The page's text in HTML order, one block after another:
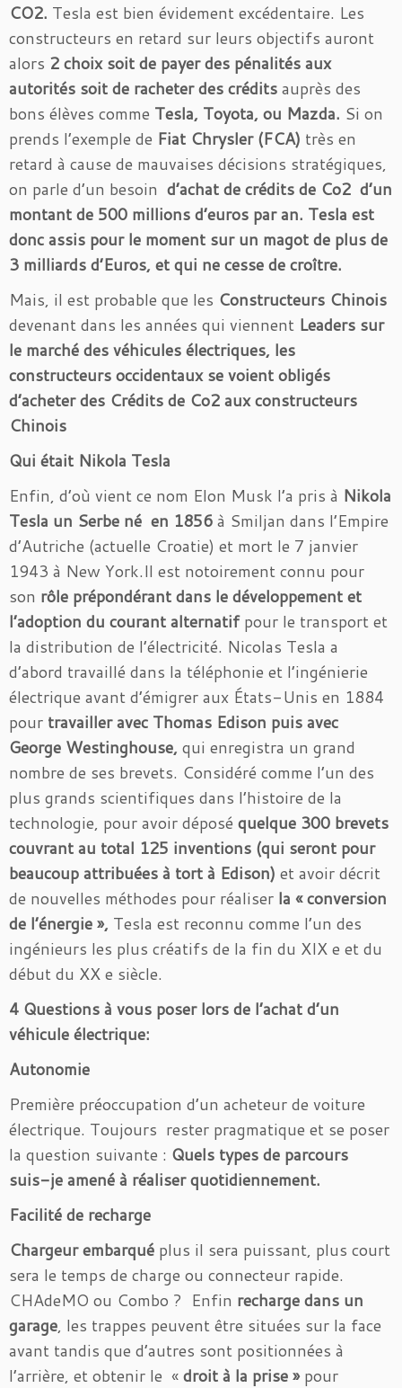
CO2. Tesla est bien évidement excédentaire. Les
constructeurs en retard sur leurs objectifs auront
alors 2 choix soit de payer des pénalités aux
autorités soit de racheter des créditsauprès des
bons élèves comme Tesla, Toyota, ou Mazda. Si on
prends l’exemple de Fiat Chrysler (FCA) très en
retard à cause de mauvaises décisions stratégiques,
on parle d’un besoin d’achat de crédits de Co2 d’un
montant de 500 millions d’euros par an. Tesla est
donc assis pour le moment sur un magot de plus de
3 milliards d’Euros, et qui ne cesse de croître.
Mais, il est probable que les Constructeurs Chinois
devenant dans les années qui viennent Leaders sur
le marché des véhicules électriques, les
constructeurs occidentaux se voient obligés
d’acheter des Crédits de Co2 aux constructeurs
Chinois
Qui était Nikola Tesla
Enfin, d’où vient ce nom Elon Musk l’a pris à Nikola
Tesla un Serbe né en 1856à Smiljan dans l’Empire
d’Autriche (actuelle Croatie) et mort le 7 janvier
1943 à New York.Il est notoirement connu pour
son rôle prépondérant dans le développement et
l’adoption du courant alternatifpour le transport et
la distribution de l’électricité. Nicolas Tesla a
d’abord travaillé dans la téléphonie et l’ingénierie
électrique avant d’émigrer aux États-Unis en 1884
pour travailler avec Thomas Edison puis avec
George Westinghouse, qui enregistra un grand
nombre de ses brevets. Considéré comme l’un des
plus grands scientifiques dans l’histoire de la
technologie, pour avoir déposé quelque 300 brevets
couvrant au total 125 inventions (qui seront pour
beaucoup attribuées à tort à Edison) et avoir décrit
de nouvelles méthodes pour réaliser la « conversion
de l’énergie », Tesla est reconnu comme l’un des
ingénieurs les plus créatifs de la fin du XIX e et du
début du XX e siècle.
4 Questions à vous poser lors de l’achat d’un
véhicule électrique:
Autonomie
Première préoccupation d’un acheteur de voiture
électrique. Toujours rester pragmatique et se poser
la question suivante : Quels types de parcours
suis-je amené à réaliser quotidiennement.
Facilité de recharge
Chargeur embarqué plus il sera puissant, plus court
sera le temps de charge ou connecteur rapide.
CHAdeMO ou Combo ? Enfin recharge dans un
garage, les trappes peuvent être situées sur la face
avant tandis que d’autres sont positionnées à
l’arrière, et obtenir le «droit à la prise »pour